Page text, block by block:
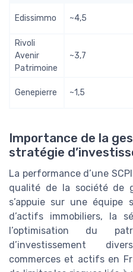
Edissimmo ~4,5
Rivoli
Avenir
Patrimoine
~3,7
Genepierre ~1,5
Importance de la
stratégie
La performance d’une
qualité de la société de
s’appuie sur une équipe
d’actifs immobiliers, la
l’optimisation du
d’investissement
commerces et actifs en